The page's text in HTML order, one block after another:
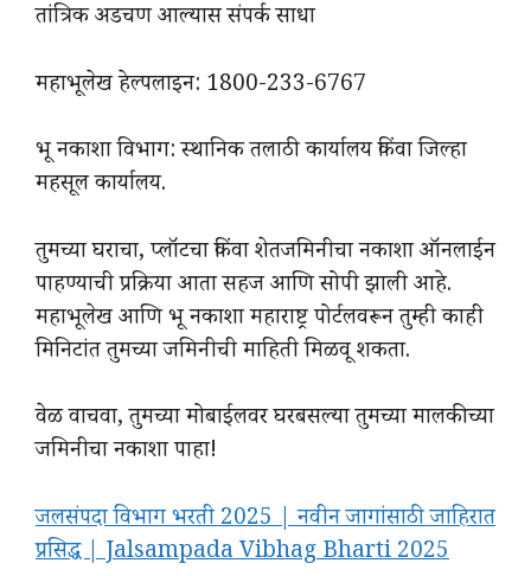
तांत्रिक अडचण आल्यास संपर्क साधा
महाभूलेख हेल्पलाइन: 1800-233-6767
भू नकाशा विभाग: स्थानिक तलाठी कार्यालय किंवा जिल्हा
महसूल कार्यालय.
तुमच्या घराचा, प्लॉटचा किंवा शेतजमिनीचा नकाशा ऑनलाईन
पाहण्याची प्रक्रिया आता सहज आणि सोपी झाली आहे.
महाभूलेख आणि भू नकाशा महाराष्ट्र पोर्टलवरून तुम्ही काही
मिनिटांत तुमच्या जमिनीची माहिती मिळवू शकता.
वेळ वाचवा, तुमच्या मोबाईलवर घरबसल्या तुमच्या मालकीच्या
जमिनीचा नकाशा पाहा!
जलसंपदा विभाग भरती 2025 | नवीन जागांसाठी जाहिरात
प्रसिद्ध | Jalsampada Vibhag Bharti 2025